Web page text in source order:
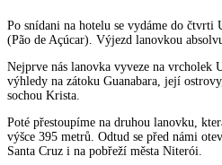
Po snídani na hotelu se vydáme do čtvrti
(Pão de Açúcar). Výjezd lanovkou
Nejprve nás lanovka vyveze na vrcholek
výhledy na zátoku Guanabara, její
sochou Krista.
Poté přestoupíme na druhou lanovku,
výšce 395 metrů. Odtud se před námi
Santa Cruz i na pobřeží města Niterói.